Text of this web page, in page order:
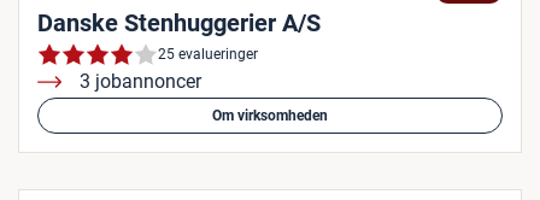
Danske Stenhuggerier A/S
25 evalueringer
3 jobannoncer
Om virksomheden